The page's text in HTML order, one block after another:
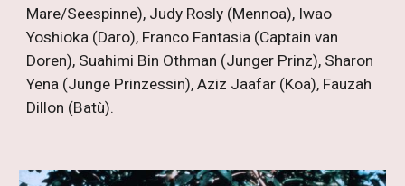
Mare/Seespinne), Judy Rosly (Mennoa), Iwao
Yoshioka (Daro), Franco Fantasia (Captain van
Doren), Suahimi Bin Othman (Junger Prinz), Sharon
Yena (Junge Prinzessin), Aziz Jaafar (Koa), Fauzah
Dillon (Batù).